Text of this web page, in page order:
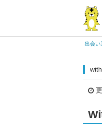
出会い